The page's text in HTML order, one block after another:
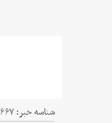
شناسه خبر: